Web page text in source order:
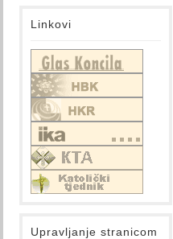
Linkovi
Upravljanje stranicom